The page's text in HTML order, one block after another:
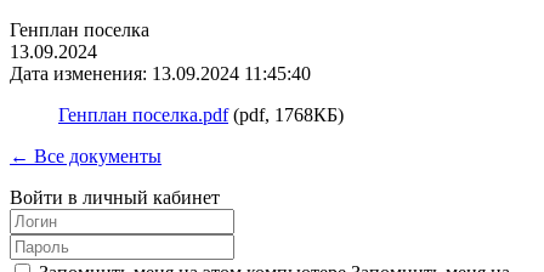
Генплан поселка
13.09.2024
Дата изменения: 13.09.2024 11:45:40
Генплан поселка.pdf(pdf, 1768КБ)
← Все документы
Войти в личный кабинет